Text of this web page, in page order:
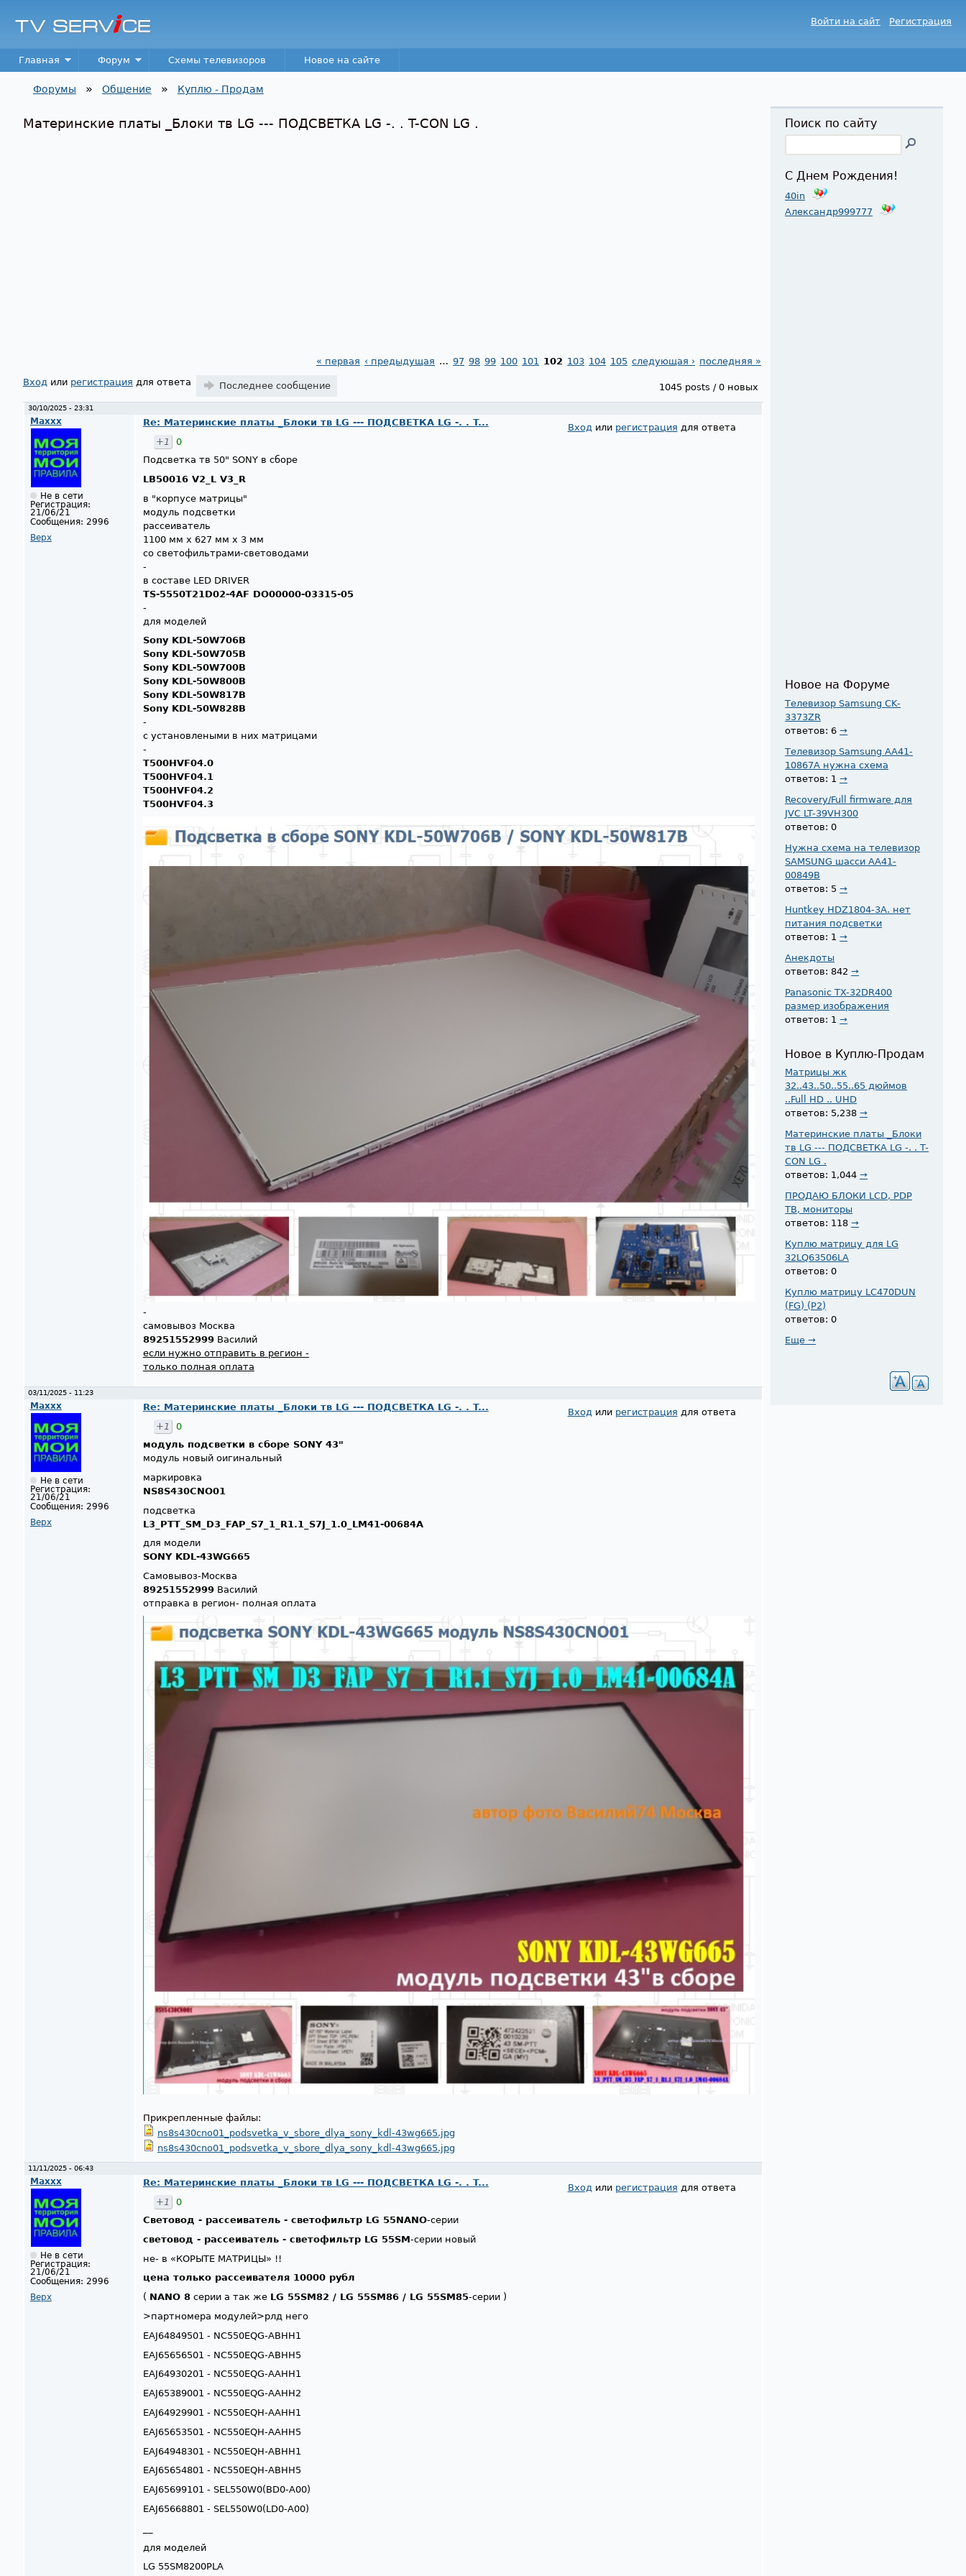
TV
Service
Войти на сайт Регистрация
Main menu
Главная Форум Схемы телевизоров Новое на сайте
Форумы » Общение » Куплю - Продам
Материнские платы _Блоки тв LG --- ПОДСВЕТКА LG -. . T-CON LG .
Страницы
« первая ‹ предыдущая … 97 98 99 100 101 102 103 104 105 следующая › последняя »
1045 posts / 0 новых
Входили регистрация для ответа Последнее сообщение
30/10/2025 - 23:31
Maxxx
Не в сети
Регистрация:
21/06/21
Сообщения: 2996
Верх
Входили регистрация для ответа
Re: Материнские платы _Блоки тв LG --- ПОДСВЕТКА LG -. . T...
+1
0
Подсветка тв 50" SONY в сборе
LB50016 V2_L V3_R
в "корпусе матрицы"
модуль подсветки
рассеиватель
1100 мм х 627 мм х 3 мм
со светофильтрами-световодами
-
в составе LED DRIVER
TS-5550T21D02-4AF DO00000-03315-05
-
для моделей
Sony KDL-50W706B
Sony KDL-50W705B
Sony KDL-50W700B
Sony KDL-50W800B
Sony KDL-50W817B
Sony KDL-50W828B
-
с установлеными в них матрицами
-
T500HVF04.0
T500HVF04.1
T500HVF04.2
T500HVF04.3
-
самовывоз Москва
89251552999Василий
если нужно отправить в регион -
только полная оплата
03/11/2025 - 11:23
Maxxx
Не в сети
Регистрация:
21/06/21
Сообщения: 2996
Верх
Входили регистрация для ответа
Re: Материнские платы _Блоки тв LG --- ПОДСВЕТКА LG -. . T...
+1
0
модуль подсветки в сборе SONY 43"
модуль новый оигинальный
маркировка
NS8S430CNO01
пoдсвeткa
L3_PTT_SM_D3_FAP_S7_1_R1.1_S7J_1.0_LM41-00684A
для модели
SONY KDL-43WG665
Самовывоз-Москва
89251552999Василий
отправка в регион- полная оплата
Прикрепленные файлы:
ns8s430cno01_podsvetka_v_sbore_dlya_sony_kdl-43wg665.jpg
ns8s430cno01_podsvetka_v_sbore_dlya_sony_kdl-43wg665.jpg
11/11/2025 - 06:43
Maxxx
Не в сети
Регистрация:
21/06/21
Сообщения: 2996
Верх
Вход или регистрация для ответа
Re: Материнские платы _Блоки тв LG --- ПОДСВЕТКА LG -. . T...
+1
0
Световод - рассеиватель - светофильтр LG 55NANO-серии
световод - рассеиватель - светофильтр LG 55SM-серии новый
не- в «КОРЫТЕ МАТРИЦЫ» !!
цена только рассеивателя 10000 рубл
( NANO 8серии а так же LG 55SM82 / LG 55SM86 / LG 55SM85-серии )
>партномера модулей>рлд него
EAJ64849501 - NC550EQG-ABHH1
EAJ65656501 - NC550EQG-ABHH5
EAJ64930201 - NC550EQG-AAHH1
EAJ65389001 - NC550EQG-AAHH2
EAJ64929901 - NC550EQH-AAHH1
EAJ65653501 - NC550EQH-AAHH5
EAJ64948301 - NC550EQH-ABHH1
EAJ65654801 - NC550EQH-ABHH5
EAJ65699101 - SEL550W0(BD0-A00)
EAJ65668801 - SEL550W0(LD0-A00)
для моделей
LG 55SM8200PLA
Поиск по сайту
С Днем Рождения!
40in
Александр999777
Новое на Форуме
Телевизор Samsung CK-
3373ZR
ответов: 6→
Телевизор Samsung AA41-
10867A нужна схема
ответов: 1→
Recovery/Full firmware для
JVC LT-39VH300
ответов: 0
Нужна схема на телевизор
SAMSUNG шасси AA41-
00849B
ответов: 5→
Huntkey HDZ1804-3A. нет
питания подсветки
ответов: 1→
Анекдоты
ответов: 842→
Panasonic TX-32DR400
размер изображения
ответов: 1→
Новое в Куплю-Продам
Матрицы жк
32..43..50..55..65 дюймов
..Full HD .. UHD
ответов: 5,238→
Материнские платы _Блоки
тв LG --- ПОДСВЕТКА LG -. . T-
CON LG .
ответов: 1,044→
ПРОДАЮ БЛОКИ LCD, PDP
ТВ, мониторы
ответов: 118→
Куплю матрицу для LG
32LQ63506LA
ответов: 0
Куплю матрицу LC470DUN
(FG) (P2)
ответов: 0
Еще →